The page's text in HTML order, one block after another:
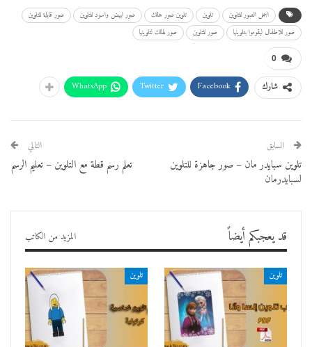
اجمل الصور للتلوين تلوين تلوين صور هالك صور ابيض واسود للتلوين
صور قابلة للتلوين
صور للاطفال ليقوموا بتلوينها
صور للتلوين صور لهالك لتلوينها
0
شارك Facebook
Twitter
WhatsApp
السابق
تلوين سبايدر مان – صور جاهزة للتلوين
لسبايدرمان
التالي
تعلم رسم قطة مع التلوين – تعليم الرسم
قد يعجبكم أيضاً المزيد من الكاتب
تلوين تلوين